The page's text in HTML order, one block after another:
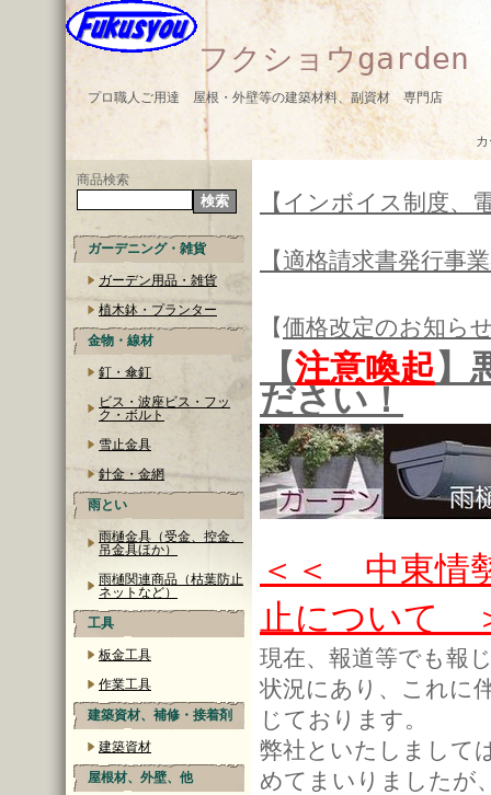
フクショウgarden
プロ職人ご用達 屋根・外壁等の建築材料、副資材 専門店
商品検索
ガーデニング・雑貨
ガーデン用品・雑貨
植木鉢・プランター
金物・線材
釘・傘釘
ビス・波座ビス・フッ
ク・ボルト
雪止金具
針金・金網
雨とい
雨樋金具（受金、控金、
吊金具ほか）
雨樋関連商品（枯葉防止
ネットなど）
工具
板金工具
作業工具
建築資材、補修・接着剤
建築資材
屋根材、外壁、他
【インボイス制度、
【適格請求書発行事
【価格改定のお知ら
【注意喚起】
ださい！
＜＜ 中東情
止について
現在、報道等でも報
状況にあり、これに
じております。
弊社といたしまして
めてまいりましたが